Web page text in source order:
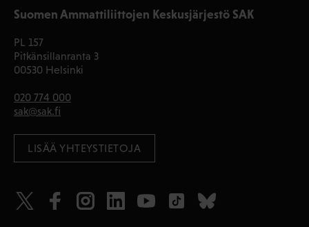
Suomen Ammattiliittojen Keskusjärjestö SAK
PL 157
Pitkänsillanranta 3
00530 Helsinki
020 774 000
sak@sak.fi
LISÄÄ YHTEYSTIETOJA